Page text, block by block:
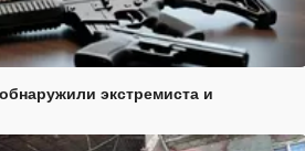
экстремиста и